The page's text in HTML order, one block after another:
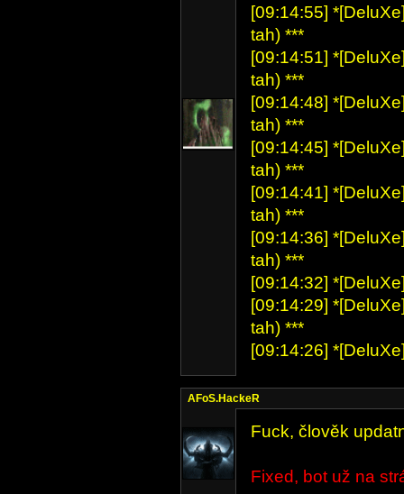
[09:14:55]
tah) ***
[09:14:51]
tah) ***
[09:14:48]
tah) ***
[09:14:45]
tah) ***
[09:14:41]
tah) ***
[09:14:36]
tah) ***
[09:14:32]
[09:14:29]
tah) ***
[09:14:26]
AFoS.HackeR
Fuck, člověk
Fixed, bot už na